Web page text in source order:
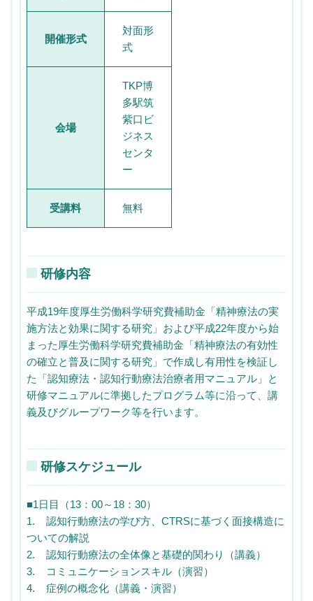
開催形式
対面形
式
会場
TKP博
多駅筑
紫口ビ
ジネス
センタ
ー
受講料 無料
研修内容
平成19年度厚生労働科学研究費補助金「精神療法の実
施方法と効果に関する研究」および平成22年度から始
まった厚生労働科学研究費補助金「精神療法の有効性
の確立と普及に関する研究」で作成し有用性を検証し
た「認知療法・認知行動療法治療者用マニュアル」と
研修マニュアルに準拠したプログラム等に沿って、講
義及びグループワーク等を行います。
研修スケジュール
■1日目（13：00～18：30）
1. 認知行動療法の学び方、CTRSに基づく面接構造に
ついての解説
2. 認知行動療法の全体像と基礎的関わり（講義）
3. コミュニケーションスキル（演習）
4. 症例の概念化（講義・演習）